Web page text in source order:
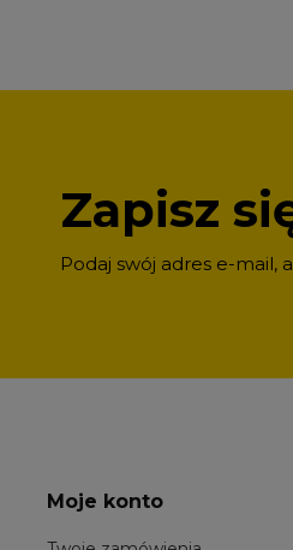
Zapisz
Podaj swój adres e-mail,
Moje konto